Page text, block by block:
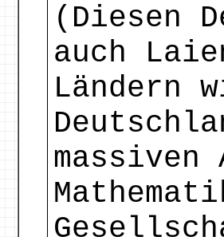
(Diesen
auch
Ländern
massiven